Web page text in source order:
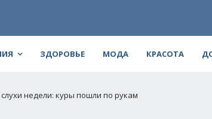
ЗДОРОВЬЕ МОДА КРАСОТА
недели: куры пошли по рукам